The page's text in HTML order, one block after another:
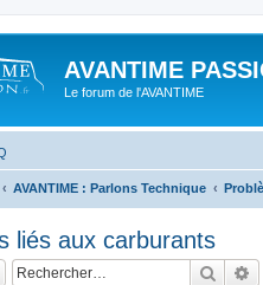
AVANTIME
Le forum de l'AVANTIME
AVANTIME : Parlons Technique
liés aux carburants